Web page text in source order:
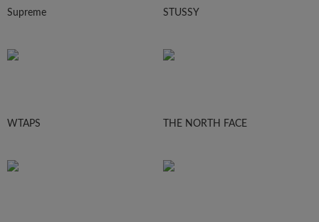
Supreme STUSSY
WTAPS THE NORTH FACE